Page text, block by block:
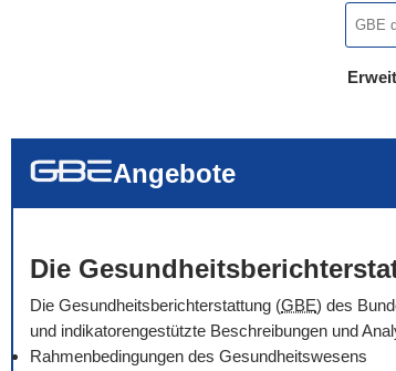
Angebote
Die
Die Gesundheitsberichterstattung (GBE) des
und indikatorengestützte Beschreibungen und
Rahmenbedingungen des Gesundheitswesens